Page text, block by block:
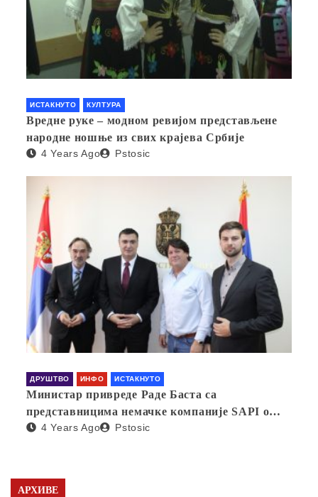
ИСТАКНУТО КУЛТУРА
Вредне руке – модном ревијом представљене
народне ношње из свих крајева Србије
4 Years Ago Pstosic
ДРУШТВО ИНФО ИСТАКНУТО
Министар привреде Раде Баста са
представницима немачке компаније SAPI о
отварању фабрике у Србији
4 Years Ago Pstosic
АРХИВЕ